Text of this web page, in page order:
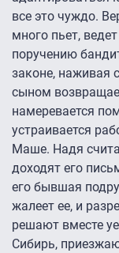
все это чуждо.
много пьет,
поручению
законе, наживая
сыном
намеревается
устраивается
Маше. Надя
доходят его
его бывшая
жалеет ее, и
решают вместе
Сибирь,